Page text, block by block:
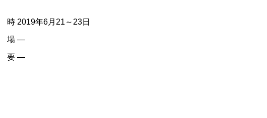
時 2019年6月21～23日
場 —
要 —